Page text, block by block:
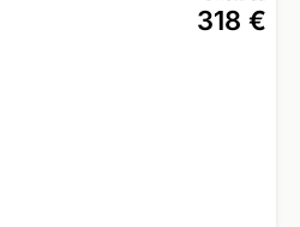
318 €